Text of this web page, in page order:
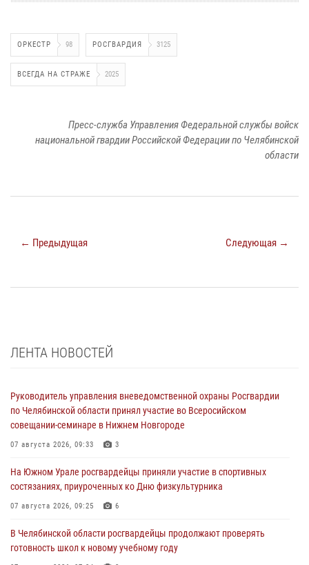
ОРКЕСТР 98 РОСГВАРДИЯ 3125
ВСЕГДА НА СТРАЖЕ 2025
Пресс-служба Управления Федеральной службы войск
национальной гвардии Российской Федерации по Челябинской
области
← Предыдущая Следующая →
ЛЕНТА НОВОСТЕЙ
Руководитель управления вневедомственной охраны Росгвардии
по Челябинской области принял участие во Всеросийском
совещании-семинаре в Нижнем Новгороде
07 августа 2026, 09:33 3
На Южном Урале росгвардейцы приняли участие в спортивных
состязаниях, приуроченных ко Дню физкультурника
07 августа 2026, 09:25 6
В Челябинской области росгвардейцы продолжают проверять
готовность школ к новому учебному году